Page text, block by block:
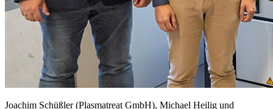
Joachim Schüßler (Plasmatreat GmbH), Michael Heilig und